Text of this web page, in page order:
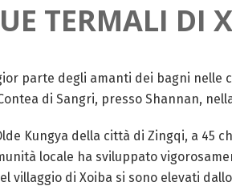
TERMALI DI
parte degli amanti dei bagni nelle
di Sangri, presso Shannan,
Kungya della città di Zingqi, a 45
locale ha sviluppato
villaggio di Xoiba si sono elevati